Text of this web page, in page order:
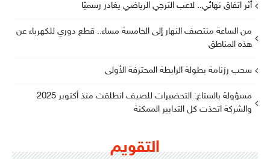
أثر اتفاق نهائي.. لاعب الترجي الرياضي يغادر رسميًا
من الساعة منتصف النهار إلى الخامسة مساء.. قطع دوري للكهرباء عن
هذه المناطق
سحب رزنامة بطولة الرابطة المحترفة الأولى
مسؤولة بالستاغ: التحضيرات للصيف انطلقت منذ أكتوبر 2025
والشركة اتخذت كل التدابير الممكنة
التقويم